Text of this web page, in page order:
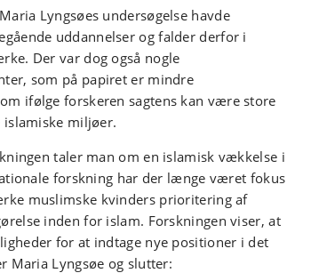
Lyngsøes undersøgelse havde
uddannelser og falder derfor i
Der var dog også nogle
som på papiret er mindre
ifølge forskeren sagtens kan være store
miljøer.
taler man om en islamisk vækkelse i
forskning har der længe været fokus
muslimske kvinders prioritering af
inden for islam. Forskningen viser, at
for at indtage nye positioner i det
Maria Lyngsøe og slutter: